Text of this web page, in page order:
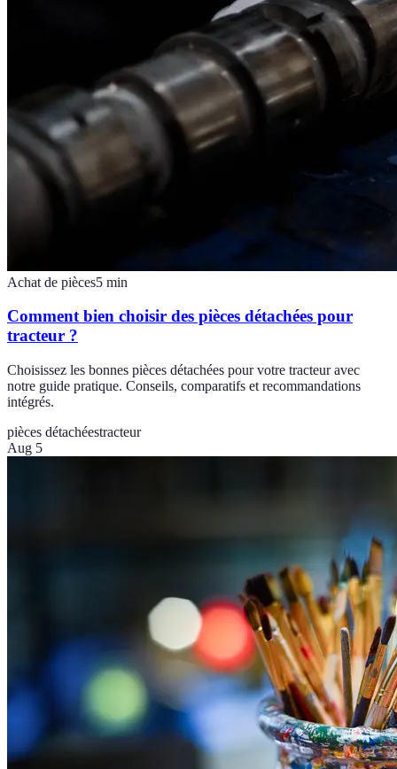
Achat de pièces5 min
Comment bien choisir des pièces détachées pour
tracteur ?
Choisissez les bonnes pièces détachées pour votre tracteur avec
notre guide pratique. Conseils, comparatifs et recommandations
intégrés.
pièces détachéestracteur
Aug 5